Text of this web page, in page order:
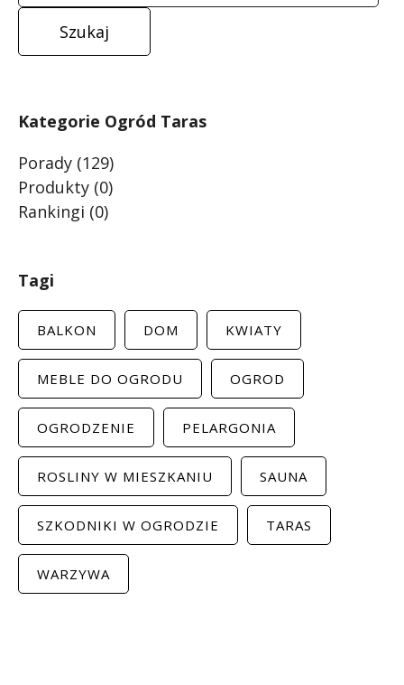
Kategorie Ogród Taras
Porady (129)
Produkty (0)
Rankingi (0)
Tagi
BALKON DOM KWIATY
MEBLE DO OGRODU OGROD
OGRODZENIE PELARGONIA
ROSLINY W MIESZKANIU SAUNA
SZKODNIKI W OGRODZIE TARAS
WARZYWA